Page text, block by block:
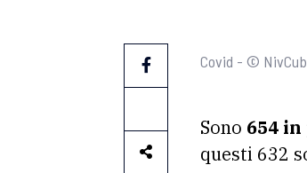
Covid - ©
Sono 654
questi 632